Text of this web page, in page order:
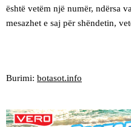
është vetëm një numër, ndërsa
mesazhet e saj për shëndetin,
Burimi: botasot.info